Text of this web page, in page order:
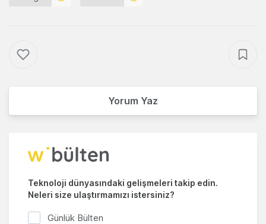
Yorum Yaz
Teknoloji dünyasındaki gelişmeleri takip edin.
Neleri size ulaştırmamızı istersiniz?
Günlük Bülten